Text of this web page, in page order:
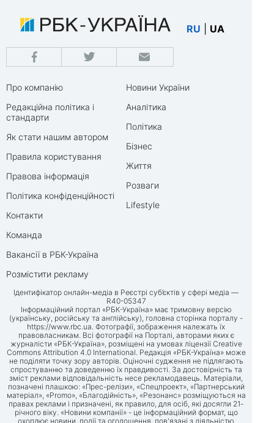
RU UA
Про компанію
Редакційна політика і
стандарти
Як стати нашим автором
Правила користування
Правова інформація
Політика конфіденційності
Контакти
Команда
Вакансії в РБК-Україна
Розмістити рекламу
Новини України
Аналітика
Політика
Бізнес
Життя
Розваги
Lifestyle
Ідентифікатор онлайн-медіа в Реєстрі суб’єктів у сфері медіа —
R40-05347
Інформаційний портал «РБК-Україна» має тримовну версію
(українську, російську та англійську), головна сторінка порталу -
https://www.rbc.ua. Фотографії, зображення належать їх
правовласникам. Всі фотографії на Порталі, авторами яких є
журналісти «РБК-Україна», розміщені на умовах ліцензії Creative
Commons Attribution 4.0 International. Редакція «РБК-Україна» може
не поділяти точку зору авторів. Оціночні судження не підлягають
спростуванню та доведенню їх правдивості. За достовірність та
зміст реклами відповідальність несе рекламодавець. Матеріали,
позначені плашкою: «Прес-релізи», «Спецпроект», «Партнерський
матеріал», «Promo», «Благодійність», «Резонанс» розміщуються на
правах реклами і призначені, як правило, для осіб, які досягли 21-
річного віку. «Новини компанії» - це інформаційний формат, що
охоплює новини, події та оголошення, пов'язані з діяльністю